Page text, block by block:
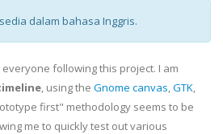
dalam bahasa Inggris.
following this project. I am
, using the Gnome canvas,GTK,
first" methodology seems to be
me to quickly test out various